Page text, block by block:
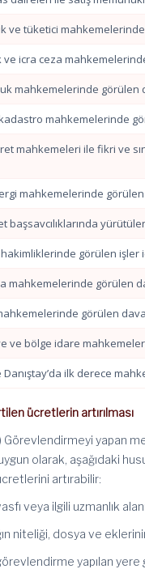
ve tüketici
ve icra ceza
mahkemelerinde görülen
mahkemelerinde
mahkemeleri ile fikri ve
mahkemelerinde
başsavcılıklarında
hakimliklerinde görülen işler
mahkemelerinde görülen
görülen
ve bölge idare
Danıştay’da ilk derece
ücretlerin artırılması
Görevlendirmeyi yapan
olarak, aşağıdaki
artırabilir:
veya ilgili uzmanlık
niteliği, dosya ve
yapılan